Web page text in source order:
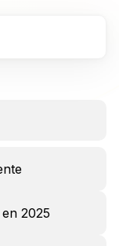
2025